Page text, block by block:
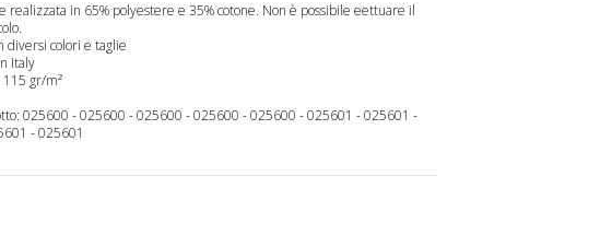
realizzata in 65% polyestere e 35% cotone. Non è possibile effettuare il
diversi colori e taglie
Italy
115 gr/m²
025600 -025600 -025600 -025600 -025600 -025601 -025601 -
-025601